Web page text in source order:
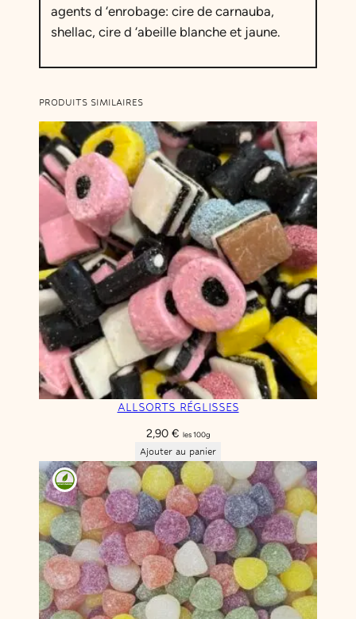
agents d ‘enrobage: cire de carnauba,
shellac, cire d ‘abeille blanche et jaune.
PRODUITS SIMILAIRES
ALLSORTS RÉGLISSES
2,90 € les 100g
Ajouter au panier